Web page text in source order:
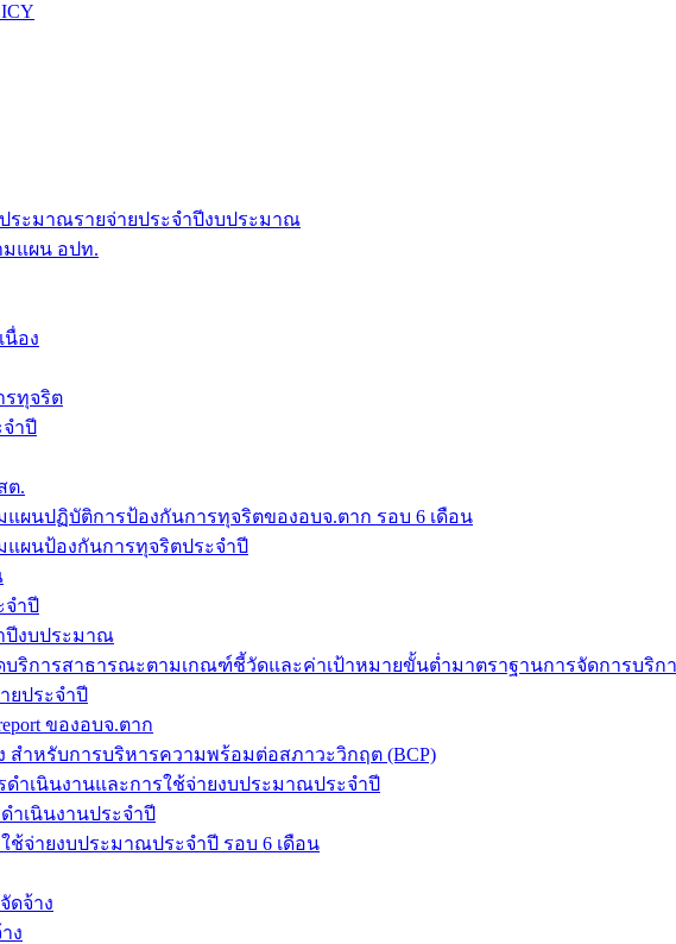
ระมาณรายจ่ายประจำปีงบประมาณ
มแผน อปท.
นื่อง
รทุจริต
ำปี
ต.
แผนปฏิบัติการป้องกันการทุจริตของอบจ.ตาก รอบ 6 เดือน
แผนป้องกันการทุจริตประจำปี
จำปี
ปีงบประมาณ
บริการสาธารณะตามเกณฑ์ชี้วัดและค่าเป้าหมายขั้นต่ำมาตราฐานการจัดการบริก
ยประจำปี
ของอบจ.ตาก
สำหรับการบริหารความพร้อมต่อสภาวะวิกฤต (BCP)
ำเนินงานและการใช้จ่ายงบประมาณประจำปี
ำเนินงานประจำปี
ช้จ่ายงบประมาณประจำปี รอบ 6 เดือน
ดจ้าง
ง